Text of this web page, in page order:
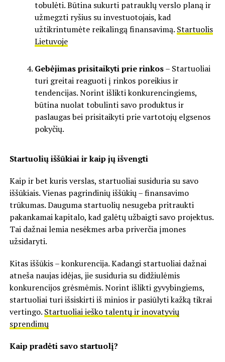
tobulėti. Būtina sukurti patrauklų verslo planą ir
užmegzti ryšius su investuotojais, kad
užtikrintumėte reikalingą finansavimą. Startuolis
Lietuvoje
Gebėjimas prisitaikyti prie rinkos– Startuoliai
turi greitai reaguoti į rinkos poreikius ir
tendencijas. Norint išlikti konkurencingiems,
būtina nuolat tobulinti savo produktus ir
paslaugas bei prisitaikyti prie vartotojų elgsenos
pokyčių.
Startuolių iššūkiai ir kaip jų išvengti
Kaip ir bet kuris verslas, startuoliai susiduria su savo
iššūkiais. Vienas pagrindinių iššūkių – finansavimo
trūkumas. Dauguma startuolių nesugeba pritraukti
pakankamai kapitalo, kad galėtų užbaigti savo projektus.
Tai dažnai lemia nesėkmes arba priverčia įmones
užsidaryti.
Kitas iššūkis – konkurencija. Kadangi startuoliai dažnai
atneša naujas idėjas, jie susiduria su didžiulėmis
konkurencijos grėsmėmis. Norint išlikti gyvybingiems,
startuoliai turi išsiskirti iš minios ir pasiūlyti kažką tikrai
vertingo. Startuoliai ieško talentų ir inovatyvių
sprendimų
Kaip pradėti savo startuolį?